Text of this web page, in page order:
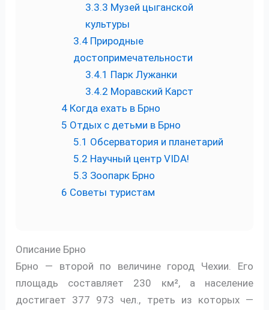
3.3.3 Музей цыганской
культуры
3.4 Природные
достопримечательности
3.4.1 Парк Лужанки
3.4.2 Моравский Карст
4 Когда ехать в Брно
5 Отдых с детьми в Брно
5.1 Обсерватория и планетарий
5.2 Научный центр VIDA!
5.3 Зоопарк Брно
6 Советы туристам
Описание Брно
Брно — второй по величине город Чехии. Его
площадь составляет 230 км², а население
достигает 377 973 чел., треть из которых —